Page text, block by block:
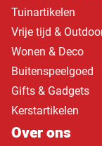
Tuinartikelen
Vrije tijd &
Wonen & Deco
Buitenspeelgoed
Gifts & Gadgets
Kerstartikelen
Over ons